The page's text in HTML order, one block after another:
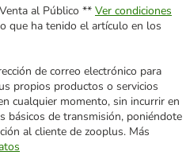
al Público ** Ver condiciones
que ha tenido el artículo en los
de correo electrónico para
propios productos o servicios
cualquier momento, sin incurrir en
básicos de transmisión, poniéndote
al cliente de zooplus. Más